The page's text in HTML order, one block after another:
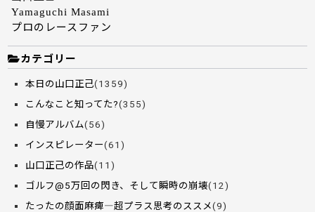
Yamaguchi Masami
プロのレースファン
カテゴリー
本日の山口正己(1359)
こんなこと知ってた?(355)
自慢アルバム(56)
インスピレーター(61)
山口正己の作品(11)
ゴルフ@5万回の閃き、そして瞬時の崩壊(12)
たったの顔面麻痺―超プラス思考のススメ(9)